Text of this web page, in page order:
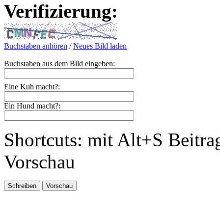
Verifizierung:
Buchstaben anhören /Neues Bild laden
Buchstaben aus dem Bild eingeben:
Eine Kuh macht?:
Ein Hund macht?:
Shortcuts: mit Alt+S
Vorschau